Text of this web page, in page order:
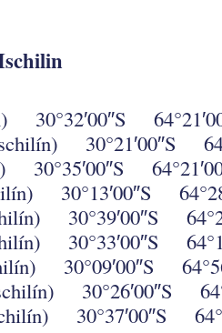
30°32′00″S
30°21′00″S
30°35′00″S
30°13′00″S
30°39′00″S
30°33′00″S
30°09′00″S
30°26′00″S
30°37′00″S